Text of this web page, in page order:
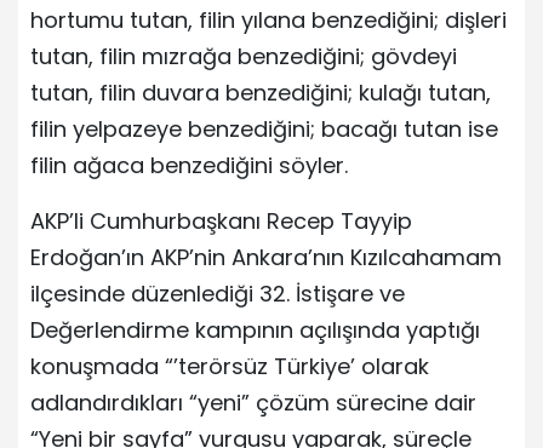
hortumu tutan, filin yılana benzediğini; dişleri
tutan, filin mızrağa benzediğini; gövdeyi
tutan, filin duvara benzediğini; kulağı tutan,
filin yelpazeye benzediğini; bacağı tutan ise
filin ağaca benzediğini söyler.
AKP’li Cumhurbaşkanı Recep Tayyip
Erdoğan’ın AKP’nin Ankara’nın Kızılcahamam
ilçesinde düzenlediği 32. İstişare ve
Değerlendirme kampının açılışında yaptığı
konuşmada “’terörsüz Türkiye’ olarak
adlandırdıkları “yeni” çözüm sürecine dair
“Yeni bir sayfa” vurgusu yaparak, süreçle